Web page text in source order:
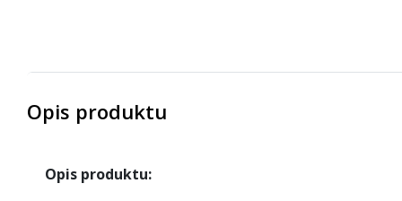
Opis produktu
Opis produktu: